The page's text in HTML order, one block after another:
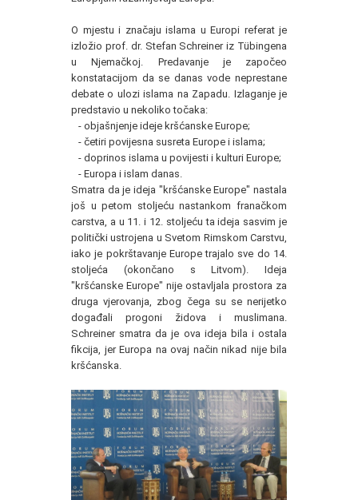
O mjestu i značaju islama u Europi referat je
izložio prof. dr. Stefan Schreiner iz Tübingena
u Njemačkoj. Predavanje je započeo
konstatacijom da se danas vode neprestane
debate o ulozi islama na Zapadu. Izlaganje je
predstavio u nekoliko točaka:
- objašnjenje ideje kršćanske Europe;
- četiri povijesna susreta Europe i islama;
- doprinos islama u povijesti i kulturi Europe;
- Europa i islam danas.
Smatra da je ideja "kršćanske Europe" nastala
još u petom stoljeću nastankom franačkom
carstva, a u 11. i 12. stoljeću ta ideja sasvim je
politički ustrojena u Svetom Rimskom Carstvu,
iako je pokrštavanje Europe trajalo sve do 14.
stoljeća (okončano s Litvom). Ideja
"kršćanske Europe" nije ostavljala prostora za
druga vjerovanja, zbog čega su se nerijetko
događali progoni židova i muslimana.
Schreiner smatra da je ova ideja bila i ostala
fikcija, jer Europa na ovaj način nikad nije bila
kršćanska.